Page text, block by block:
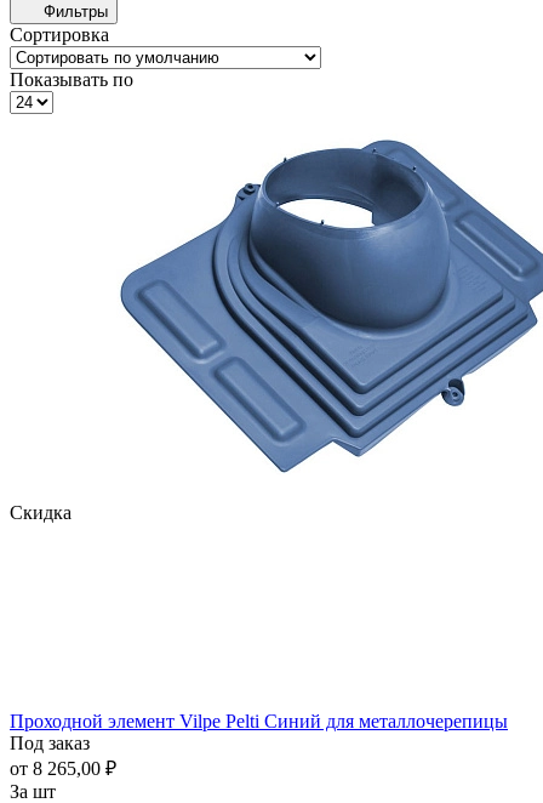
Фильтры
Сортировка
Показывать по
Скидка
Проходной элемент Vilpe Pelti Синий для металлочерепицы
Под заказ
от 8 265,00 ₽
За шт